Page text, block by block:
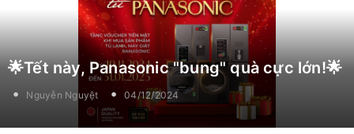
🌟Tết này, Panasonic "bung" quà cực lớn!🌟
Nguyễn Nguyệt 04/12/2024